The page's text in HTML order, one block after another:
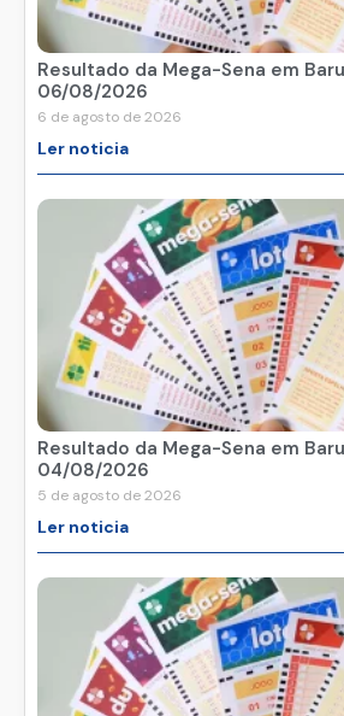
Resultado da Mega-Sena em
06/08/2026
6 de agosto de 2026
Ler noticia
Resultado da Mega-Sena em
04/08/2026
5 de agosto de 2026
Ler noticia